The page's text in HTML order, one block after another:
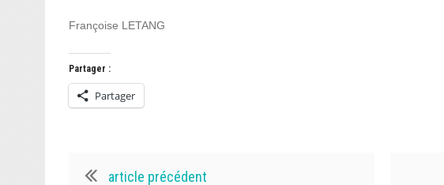
Françoise LETANG
Partager :
Partager
article précédent